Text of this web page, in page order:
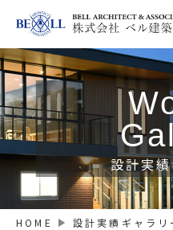
設計実
HOME 設計実績ギャラリ